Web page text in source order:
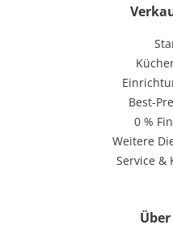
Best-
0 %
Weitere
Service &